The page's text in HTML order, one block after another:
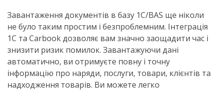
Завантаження документів в базу 1С/BAS ще ніколи
не було таким простим і безпроблемним. Інтеграція
1С та Carbook дозволяє вам значно заощадити час і
знизити ризик помилок. Завантажуючи дані
автоматично, ви отримуєте повну і точну
інформацію про наряди, послуги, товари, клієнтів та
надходження товарів. Ви можете легко